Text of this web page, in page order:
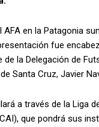
AFA en la Patagonia
fue
de la Delegación de
Santa Cruz, Javier
a través de la Liga
que pondrá sus